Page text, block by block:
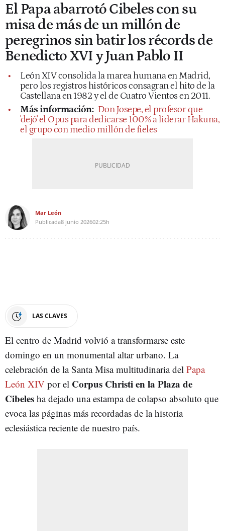
El Papa abarrotó Cibeles con su
misa de más de un millón de
peregrinos sin batir los récords de
Benedicto XVI y Juan Pablo II
León XIV consolida la marea humana en Madrid,
pero los registros históricos consagran el hito de la
Castellana en 1982 y el de Cuatro Vientos en 2011.
Más información: Don Josepe, el profesor que
'dejó' el Opus para dedicarse 100% a liderar Hakuna,
el grupo con medio millón de fieles
Mar León
Publicada8 junio 202602:25h
LAS CLAVES
El centro de Madrid volvió a transformarse este
domingo en un monumental altar urbano. La
celebración de la Santa Misa multitudinaria del Papa
León XIV por el Corpus Christi en la Plaza de
Cibeles ha dejado una estampa de colapso absoluto que
evoca las páginas más recordadas de la historia
eclesiástica reciente de nuestro país.